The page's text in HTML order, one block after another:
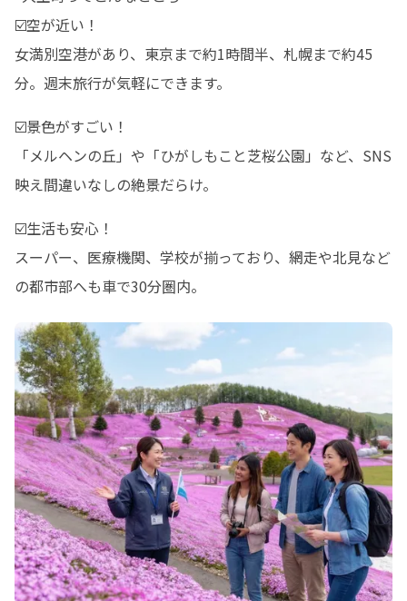
☑️空が近い！
女満別空港があり、東京まで約1時間半、札幌まで約45
分。週末旅行が気軽にできます。
☑️景色がすごい！
「メルヘンの丘」や「ひがしもこと芝桜公園」など、SNS
映え間違いなしの絶景だらけ。
☑️生活も安心！
スーパー、医療機関、学校が揃っており、網走や北見など
の都市部へも車で30分圏内。